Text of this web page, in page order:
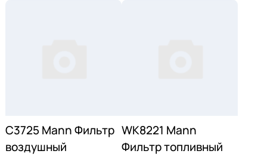
C3725 Mann Фильтр
воздушный
WK8221 Mann
Фильтр топливный